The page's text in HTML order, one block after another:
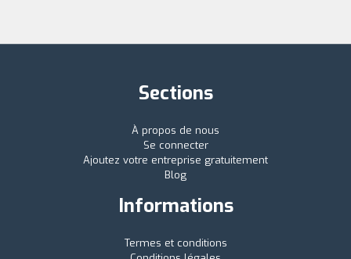
Sections
À propos de nous
Se connecter
Ajoutez votre entreprise gratuitement
Blog
Informations
Termes et conditions